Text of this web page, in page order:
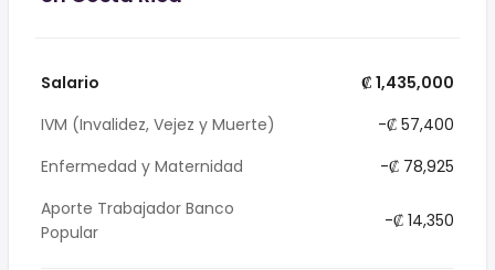
Salario
₡ 1,435,000
IVM (Invalidez, Vejez y Muerte)
-₡ 57,400
Enfermedad y Maternidad
-₡ 78,925
Aporte Trabajador Banco
Popular
-₡ 14,350